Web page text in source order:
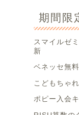
期間限
スマイルゼ
新
ベネッセ無
こどもちゃ
ポピー入会